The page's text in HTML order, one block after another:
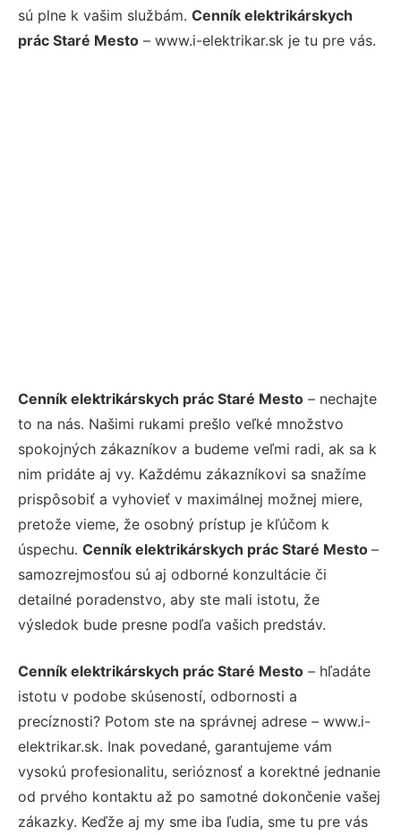
sú plne k vašim službám. Cenník elektrikárskych
prác Staré Mesto – www.i-elektrikar.sk je tu pre vás.
Cenník elektrikárskych prác Staré Mesto – nechajte
to na nás. Našimi rukami prešlo veľké množstvo
spokojných zákazníkov a budeme veľmi radi, ak sa k
nim pridáte aj vy. Každému zákazníkovi sa snažíme
prispôsobiť a vyhovieť v maximálnej možnej miere,
pretože vieme, že osobný prístup je kľúčom k
úspechu. Cenník elektrikárskych prác Staré Mesto –
samozrejmosťou sú aj odborné konzultácie či
detailné poradenstvo, aby ste mali istotu, že
výsledok bude presne podľa vašich predstáv.
Cenník elektrikárskych prác Staré Mesto – hľadáte
istotu v podobe skúseností, odbornosti a
precíznosti? Potom ste na správnej adrese – www.i-
elektrikar.sk. Inak povedané, garantujeme vám
vysokú profesionalitu, serióznosť a korektné jednanie
od prvého kontaktu až po samotné dokončenie vašej
zákazky. Keďže aj my sme iba ľudia, sme tu pre vás